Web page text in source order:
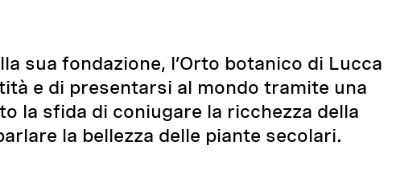
sua fondazione, l’Orto botanico di Lucca
e di presentarsi al mondo tramite una
la sfida di coniugare la ricchezza della
la bellezza delle piante secolari.